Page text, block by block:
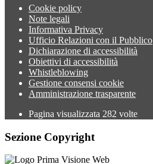
Cookie policy
Note legali
Informativa Privacy
Ufficio Relazioni con il Pubblico
Dichiarazione di accessibilità
Obiettivi di accessibilità
Whistleblowing
Gestione consensi cookie
Amministrazione trasparente
Pagina visualizzata 282 volte
Sezione Copyright